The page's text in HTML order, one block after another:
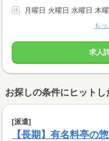
月曜日 火曜日 水曜日 木
も
求人
お探しの条件にヒット
[派遣]
【長期】有名料亭の